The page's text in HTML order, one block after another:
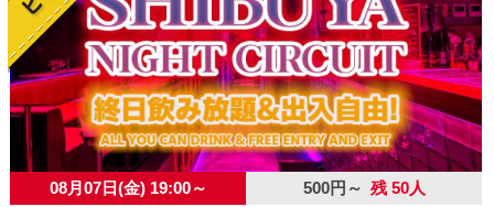
08月07日(金) 19:00～ 500円～ 残 50人